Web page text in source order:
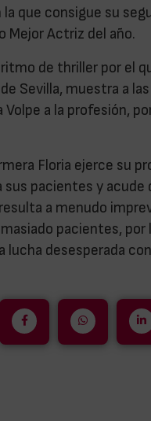
que consigue su
Mejor Actriz del año.
de thriller por el
Sevilla, muestra a
Volpe a la profesión,
Floria ejerce su
sus pacientes y
a menudo
pacientes, por
lucha desesperada